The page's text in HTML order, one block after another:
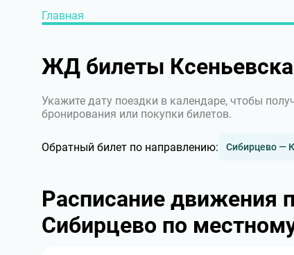
Главная
ЖД билеты
Укажите дату поездки в календаре, чтобы
бронирования или покупки билетов.
Обратный билет по направлению: Сибирцево —
Расписание движения
Сибирцево по